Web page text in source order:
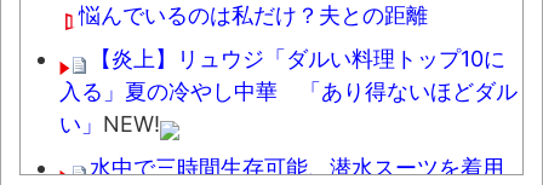
悩んでいるのは私だけ？夫との距離
【炎上】リュウジ「ダルい料理トップ10に
入る」夏の冷やし中華 「あり得ないほどダル
い」 NEW!
水中で三時間生存可能、潜水スーツを着用